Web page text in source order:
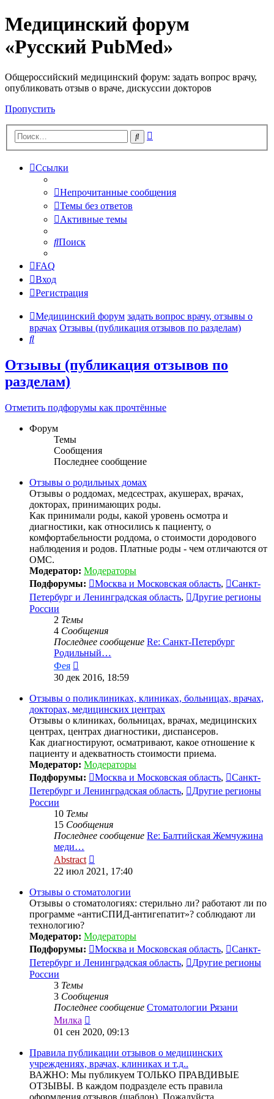
Медицинский форум
«Русский PubMed»
Общероссийский медицинский форум: задать вопрос врачу,
опубликовать отзыв о враче, дискуссии докторов
Пропустить
Поиск
Ссылки
Непрочитанные сообщения
Темы без ответов
Активные темы
Поиск
FAQ
Вход
Регистрация
Медицинский форум задать вопрос врачу, отзывы о
врачах Отзывы (публикация отзывов по разделам)
Поиск
Отзывы (публикация отзывов по
разделам)
Отметить подфорумы как прочтённые
Форум
Темы
Сообщения
Последнее сообщение
Отзывы о родильных домах
Отзывы о роддомах, медсестрах, акушерах, врачах,
докторах, принимающих роды.
Как принимали роды, какой уровень осмотра и
диагностики, как относились к пациенту, о
комфортабельности роддома, о стоимости дородового
наблюдения и родов. Платные роды - чем отличаются от
ОМС.
Модератор: Модераторы
Подфорумы:
Москва и Московская область,
Санкт-
Петербург и Ленинградская область,
Другие регионы
России
2 Темы
4 Сообщения
Последнее сообщение Re: Санкт-Петербург
Родильный…
Фея
к
последнему
сообщению
30 дек 2016, 18:59
Отзывы о поликлиниках, клиниках, больницах, врачах,
докторах, медицинских центрах
Отзывы о клиниках, больницах, врачах, медицинских
центрах, центрах диагностики, диспансеров.
Как диагностируют, осматривают, какое отношение к
пациенту и адекватность стоимости приема.
Модератор: Модераторы
Подфорумы:
Москва и Московская область,
Санкт-
Петербург и Ленинградская область,
Другие регионы
России
10 Темы
15 Сообщения
Последнее сообщение Re: Балтийская Жемчужина
меди…
Abstract
к
последнему
сообщению
22 июл 2021, 17:40
Отзывы о стоматологии
Отзывы о стоматологиях: стерильно ли? работают ли по
программе «антиСПИД-антигепатит»? соблюдают ли
технологию?
Модератор: Модераторы
Подфорумы:
Москва и Московская область,
Санкт-
Петербург и Ленинградская область,
Другие регионы
России
3 Темы
3 Сообщения
Последнее сообщение Стоматологии Рязани
Милка
к
последнему
сообщению
01 сен 2020, 09:13
Правила публикации отзывов о медицинских
учреждениях, врачах, клиниках и т.д..
ВАЖНО: Мы публикуем ТОЛЬКО ПРАВДИВЫЕ
ОТЗЫВЫ. В каждом подразделе есть правила